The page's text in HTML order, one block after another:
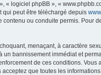
logiciel phpBB », «
qui peut être téléchargé depuis
ou conduite permis.
menaçant, à caractère
bannissement immédiat et
de ces conditions.
que toutes les